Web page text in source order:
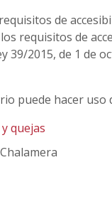
de
requisitos de
39/2015, de 1 de
puede hacer uso
quejas